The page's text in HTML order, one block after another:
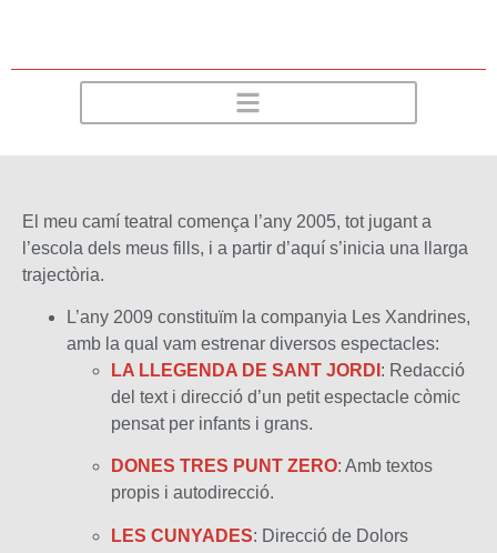
El meu camí teatral comença l’any 2005, tot jugant a
l’escola dels meus fills, i a partir d’aquí s’inicia una llarga
trajectòria.
L’any 2009 constituïm la companyia Les Xandrines,
amb la qual vam estrenar diversos espectacles:
LA LLEGENDA DE SANT JORDI : Redacció
del text i direcció d’un petit espectacle còmic
pensat per infants i grans.
DONES TRES PUNT ZERO: Amb textos
propis i autodirecció.
LES CUNYADES: Direcció de Dolors